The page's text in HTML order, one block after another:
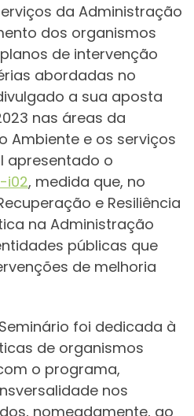
da Administração
dos organismos
de intervenção
abordadas no
a sua aposta
nas áreas da
Ambiente e os serviços
apresentado o
i02, medida que, no
e Resiliência
na Administração
públicas que
de melhoria
foi dedicada à
de organismos
o programa,
nos
nomeadamente, ao